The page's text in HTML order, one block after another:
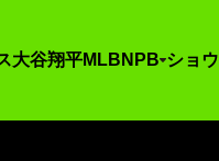
大谷翔平MLB NPB ショ